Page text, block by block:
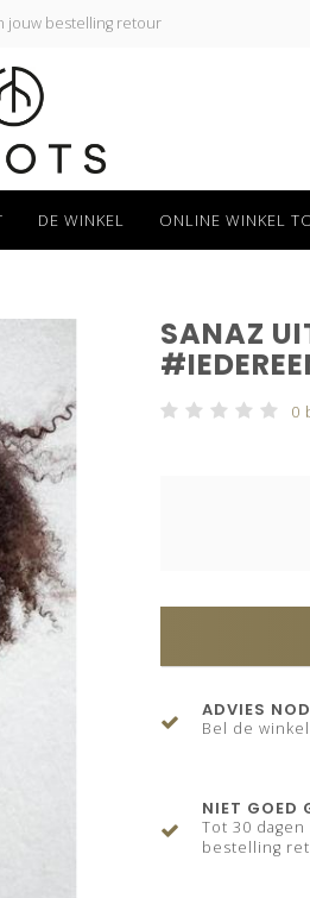
jouw bestelling retour
DE WINKEL ONLINE WINKEL
SANAZ
0
ADVIES
Bel de
NIET GOED
Tot 30 dagen
bestelling